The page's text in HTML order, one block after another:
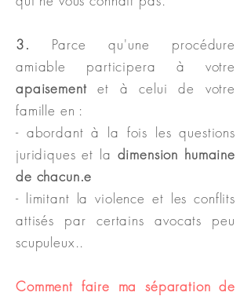
3. Parce qu'une procédure
amiable participera à votre
apaisementet à celui de votre
famille en :
- abordant à la fois les questions
juridiques et la dimension humaine
de chacun.e
- limitant la violence et les conflits
attisés par certains avocats peu
scupuleux..
Comment faire ma séparation de